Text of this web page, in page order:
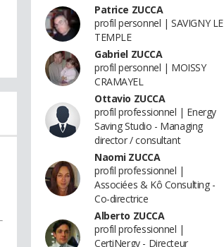
Patrice ZUCCA
profil personnel | SAVIGNY LE
TEMPLE
Gabriel ZUCCA
profil personnel | MOISSY
CRAMAYEL
Ottavio ZUCCA
profil professionnel | Energy
Saving Studio - Managing
director / consultant
Naomi ZUCCA
profil professionnel |
Associées & Kô Consulting -
Co-directrice
Alberto ZUCCA
profil professionnel |
CertiNergy - Directeur